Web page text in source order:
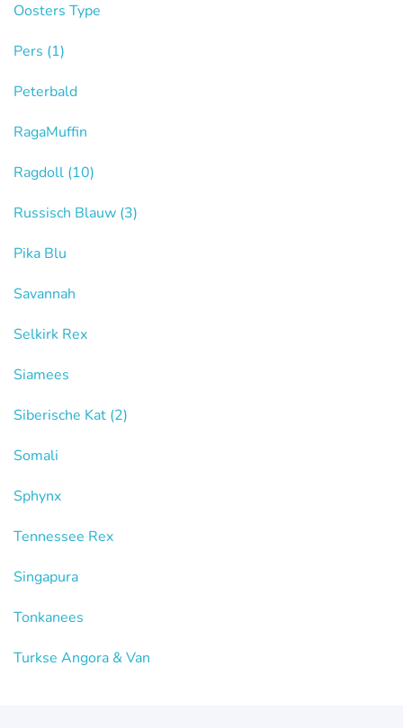
Oosters Type
Pers (1)
Peterbald
RagaMuffin
Ragdoll (10)
Russisch Blauw (3)
Pika Blu
Savannah
Selkirk Rex
Siamees
Siberische Kat (2)
Somali
Sphynx
Tennessee Rex
Singapura
Tonkanees
Turkse Angora & Van